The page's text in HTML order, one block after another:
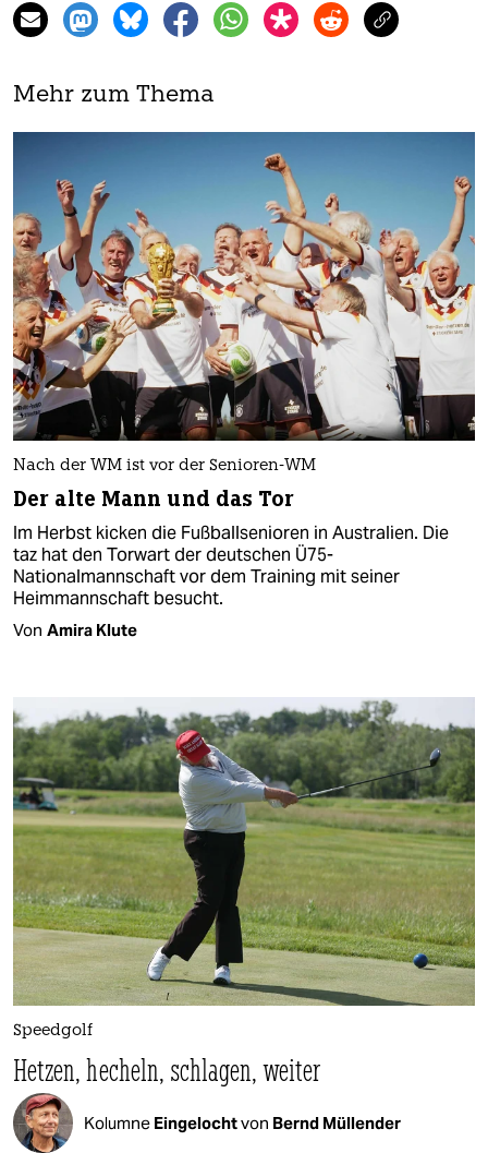
Mehr zum Thema
Nach der WM ist vor der Senioren-WM
Der alte Mann und das Tor
Im Herbst kicken die Fußball­senioren in Australien. Die
taz hat den Torwart der deutschen Ü75-
Nationalmannschaft vor dem Training mit seiner
Heimmannschaft besucht.
Von Amira Klute
Speedgolf
Hetzen, hecheln, schlagen, weiter
Kolumne Eingelochtvon Bernd Müllender